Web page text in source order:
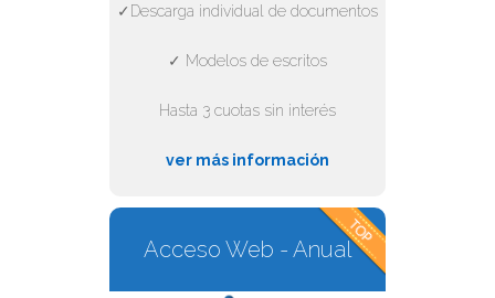
✓Descarga individual de documentos
✓ Modelos de escritos
Hasta 3 cuotas sin interés
ver más información
Acceso Web - Anual